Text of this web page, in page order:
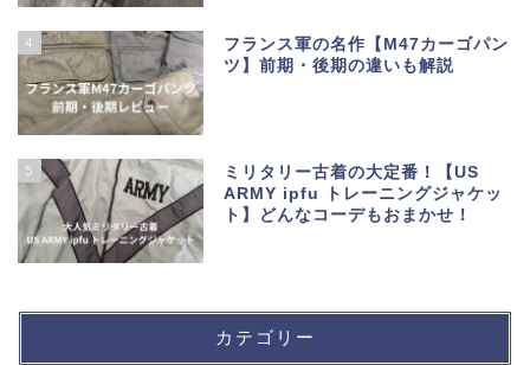
4
フランス軍の名作【M47カーゴパン
ツ】前期・後期の違いも解説
5
ミリタリー古着の大定番！【US
ARMY ipfu トレーニングジャケッ
ト】どんなコーデもおまかせ！
カテゴリー